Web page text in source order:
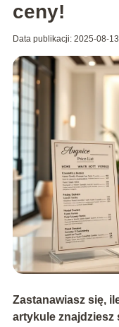
ceny!
Data publikacji: 2025-08-13
Zastanawiasz się,
artykule znajdziesz